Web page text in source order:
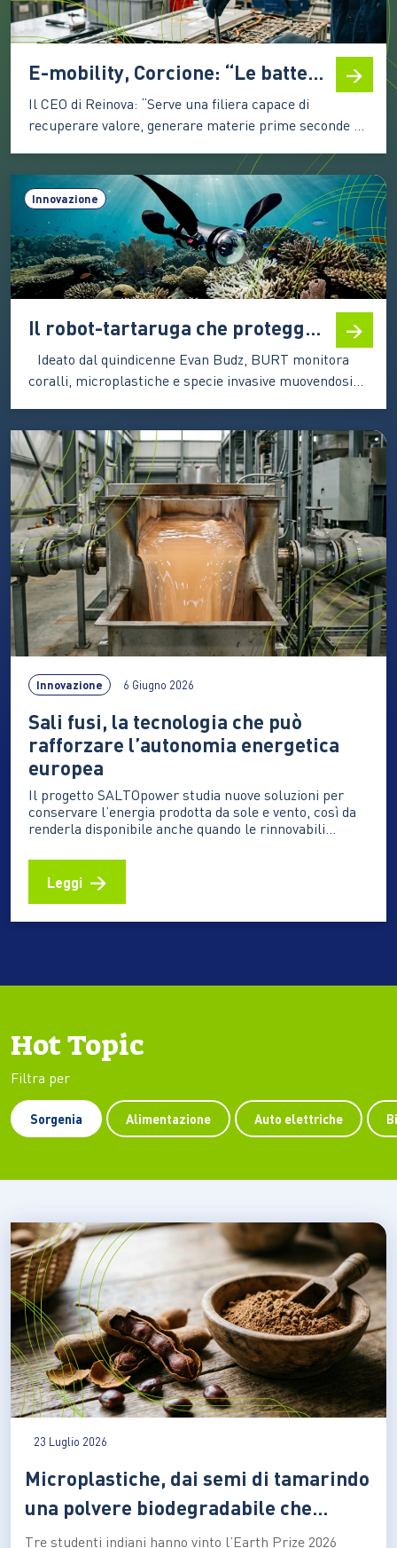
E-mobility, Corcione: “Le batterie agli ioni di litio sono una risorsa, non un rifiuto”
Il CEO di Reinova: “Serve una filiera capace di
recuperare valore, generare materie prime seconde e
energetica. Le competenze saranno il fattore decisivo”
L’elettrificazione dei trasporti sta accelerando la
trasformazione dell’industria automotive e pone nuove
sfide lungo l’intero ciclo di vita dei veicoli.…
Innovazione
Il robot-tartaruga che protegge il mare con l’intelligenza artificiale
Ideato dal quindicenne Evan Budz, BURT monitora
coralli, microplastiche e specie invasive muovendosi
Contest for Young Scientists Tutto è nato durante un
campeggio, dall’osservazione di una tartaruga
azzannatrice che si muoveva con naturalezza
nell’acqua.…
Innovazione 6 Giugno 2026
Sali fusi, la tecnologia che può
rafforzare l’autonomia energetica
europea
Il progetto SALTOpower studia nuove soluzioni per
conservare l’energia prodotta da sole e vento, così da
renderla disponibile anche quando le rinnovabili
una delle principali leve della transizione energetica.
Sole e vento permettono di produrre elettricità pulita,
ma hanno una caratteristica con…
Leggi
Hot Topic
Filtra per
Sorgenia Alimentazione Auto elettriche
23 Luglio 2026
Microplastiche, dai semi di tamarindo
una polvere biodegradabile che
depura l’acqua senza elettricità
Tre studenti indiani hanno vinto l’Earth Prize 2026